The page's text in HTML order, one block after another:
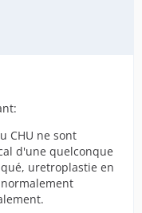
CHU ne sont
d'une quelconque
uretroplastie en